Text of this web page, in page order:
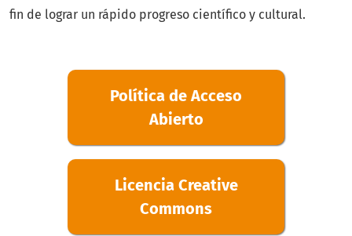
fin de lograr un rápido progreso científico y cultural.
Política de Acceso
Abierto
Licencia Creative
Commons